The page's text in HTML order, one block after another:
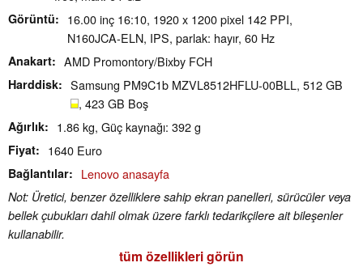
Görüntü
16.00 inç 16:10, 1920 x 1200 pixel 142 PPI,
N160JCA-ELN, IPS, parlak: hayır, 60 Hz
Anakart AMD Promontory/Bixby FCH
Harddisk
Samsung PM9C1b MZVL8512HFLU-00BLL, 512 GB
, 423 GB Boş
Ağırlık 1.86 kg, Güç kaynağı: 392 g
Fiyat 1640 Euro
Bağlantılar Lenovo anasayfa
Not: Üretici, benzer özelliklere sahip ekran panelleri, sürücüler veya
bellek çubukları dahil olmak üzere farklı tedarikçilere ait bileşenler
kullanabilir.
tüm özellikleri görün